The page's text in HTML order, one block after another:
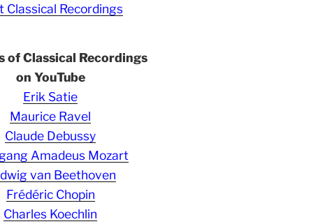
Classical Recordings
of Classical Recordings
on YouTube
Erik Satie
Maurice Ravel
Claude Debussy
Amadeus Mozart
van Beethoven
Frédéric Chopin
Charles Koechlin